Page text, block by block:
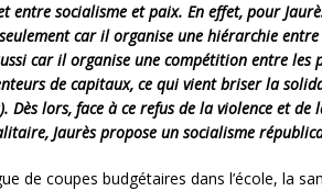
entre socialisme et paix. En effet, pour
car il organise une hiérarchie entre
car il organise une compétition entre les
de capitaux, ce qui vient briser la
Dès lors, face à ce refus de la violence et
Jaurès propose un socialisme
de coupes budgétaires dans l’école, la